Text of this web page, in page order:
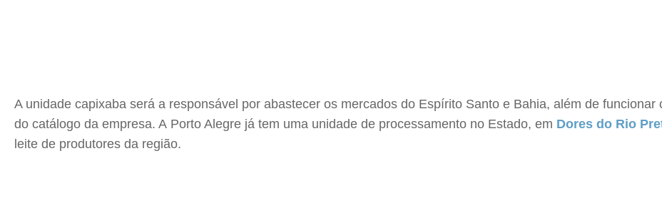
A unidade capixaba será a responsável por abastecer os mercados do Espírito Santo e Bahia, além de
do catálogo da empresa. A Porto Alegre já tem uma unidade de processamento no Estado, em Dores do Rio
leite de produtores da região.